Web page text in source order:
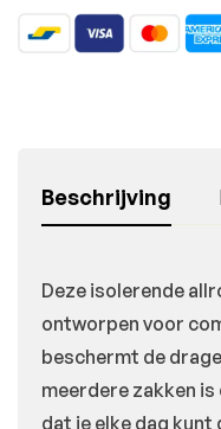
Beschrijving
Deze isolerende
ontworpen voor
beschermt de
meerdere zakken
dat je elke dag kunt